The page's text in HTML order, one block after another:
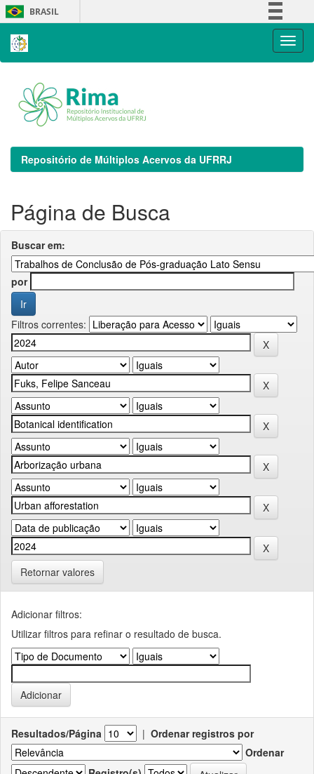
Skip
navigation
BRASIL
Repositório de Múltiplos Acervos da UFRRJ
Página de Busca
Buscar em:
por
Filtros correntes:
Retornar valores
Adicionar filtros:
Utilizar filtros para refinar o resultado de busca.
Resultados/Página | Ordenar registros por
Ordenar